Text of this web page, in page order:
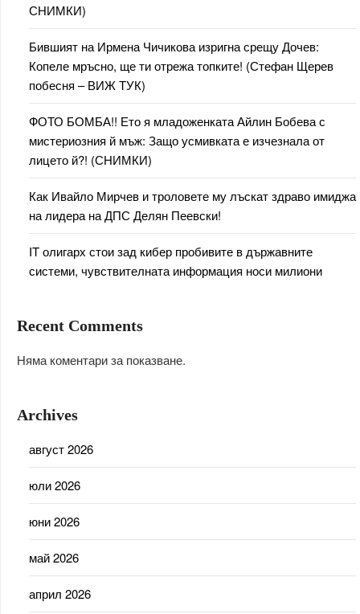
СНИМКИ)
Бившият на Ирмена Чичикова изригна срещу Дочев:
Копеле мръсно, ще ти отрежа топките! (Стефан Щерев
побесня – ВИЖ ТУК)
ФОТО БОМБА!! Ето я младоженката Айлин Бобева с
мистериозния й мъж: Защо усмивката е изчезнала от
лицето й?! (СНИМКИ)
Как Ивайло Мирчев и троловете му лъскат здраво имиджа
на лидера на ДПС Делян Пеевски!
IT олигарх стои зад кибер пробивите в държавните
системи, чувствителната информация носи милиони
Recent Comments
Няма коментари за показване.
Archives
август 2026
юли 2026
юни 2026
май 2026
април 2026